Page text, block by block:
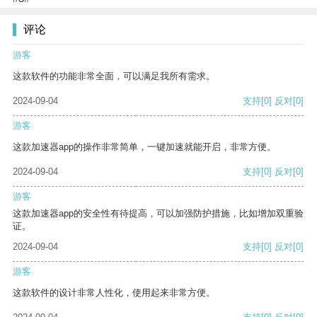
评论
游客
这款软件的功能非常全面，可以满足我所有需求。
2024-09-04 支持[0] 反对[0]
游客
这款加速器app的操作非常简单，一键加速就能开启，非常方便。
2024-09-04 支持[0] 反对[0]
游客
这款加速器app的安全性有待提高，可以加强防护措施，比如增加双重验
证。
2024-09-04
支持[0] 反对[0]
游客
这款软件的设计非常人性化，使用起来非常方便。